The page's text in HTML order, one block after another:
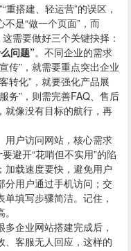
搭建、轻运营”的误区，
是“做一个页面”，而
需要做好三个关键抉择：
问题”。不同企业的需求
传”，就需要重点突出企业
转化”，就要强化产品展
务”，则需完善FAQ、售后
就像没有目标的航行，再
用户访问网站，核心需求
避开“花哨但不实用”的陷
加载速度要快，避免用户
分用户通过手机访问；交
填写步骤简洁。记住，
多企业网站搭建完成后，
、客服无人回应，这样的